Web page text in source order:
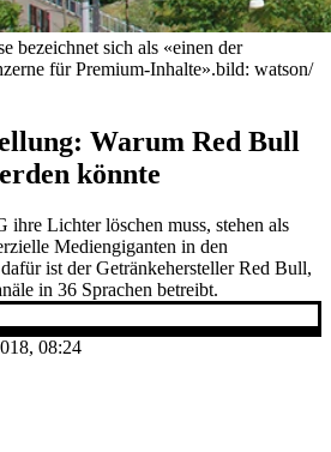
bezeichnet sich als «einen der
für Premium-Inhalte».bild: watson/
Warum Red Bull
könnte
ihre Lichter löschen muss, stehen als
Mediengiganten in den
ist der Getränkehersteller Red Bull,
in 36 Sprachen betreibt.
08:24